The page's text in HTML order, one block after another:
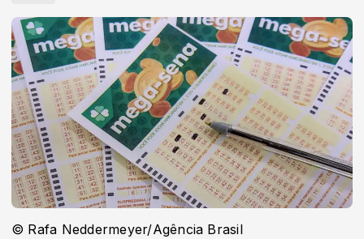
© Rafa Neddermeyer/Agência Brasil